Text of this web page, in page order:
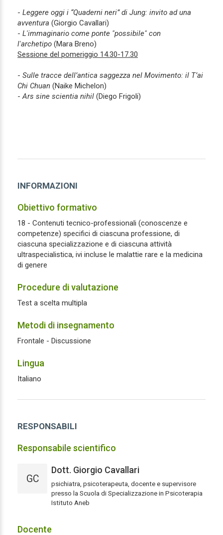
- Leggere oggi i “Quaderni neri” di Jung: invito ad una
avventura (Giorgio Cavallari)
- L'immaginario come ponte "possibile" con
l'archetipo (Mara Breno)
Sessione del pomeriggio 14.30-17.30
- Sulle tracce dell’antica saggezza nel Movimento: il T’ai
Chi Chuan (Naike Michelon)
- Ars sine scientia nihil (Diego Frigoli)
INFORMAZIONI
Obiettivo formativo
18 - Contenuti tecnico-professionali (conoscenze e
competenze) specifici di ciascuna professione, di
ciascuna specializzazione e di ciascuna attività
ultraspecialistica, ivi incluse le malattie rare e la medicina
di genere
Procedure di valutazione
Test a scelta multipla
Metodi di insegnamento
Frontale - Discussione
Lingua
Italiano
RESPONSABILI
Responsabile scientifico
GC
Dott. Giorgio Cavallari
psichiatra, psicoterapeuta, docente e supervisore
presso la Scuola di Specializzazione in Psicoterapia
Istituto Aneb
Docente